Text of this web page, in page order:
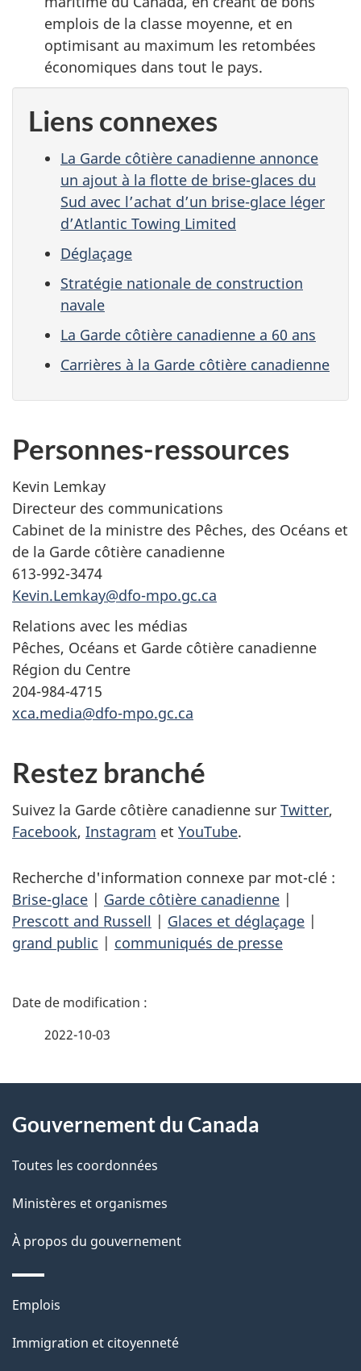
emplois de la classe moyenne, et en
optimisant au maximum les retombées
économiques dans tout le pays.
Liens connexes
La Garde côtière canadienne annonce
un ajout à la flotte de brise-glaces du
Sud avec l’achat d’un brise-glace léger
d’Atlantic Towing Limited
Déglaçage
Stratégie nationale de construction
navale
La Garde côtière canadienne a 60 ans
Carrières à la Garde côtière canadienne
Personnes-ressources
Kevin Lemkay
Directeur des communications
Cabinet de la ministre des Pêches, des Océans et
de la Garde côtière canadienne
613-992-3474
Kevin.Lemkay@dfo-mpo.gc.ca
Relations avec les médias
Pêches, Océans et Garde côtière canadienne
Région du Centre
204-984-4715
xca.media@dfo-mpo.gc.ca
Restez branché
Suivez la Garde côtière canadienne sur Twitter,
Facebook, Instagram et YouTube.
Recherche d'information connexe par mot-clé :
Brise-glace | Garde côtière canadienne |
Prescott and Russell | Glaces et déglaçage |
grand public | communiqués de presse
D
i
l
s
d
e
l
a
2022-10-03
propos
de
ce
site
Gouvernement du Canada
Toutes les coordonnées
Ministères et organismes
À propos du gouvernement
Thèmes
sujets
Emplois
Immigration et citoyenneté